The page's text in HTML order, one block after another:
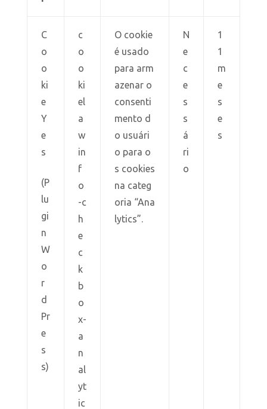
C
o
o
ki
e
Y
e
s
(P
lu
gi
n
W
o
r
d
Pr
e
s
s)
c
o
o
ki
el
a
w
in
f
o
-c
h
e
c
k
b
o
x-
a
n
al
yt
ic
O cookie
é usado
para arm
azenar o
consenti
mento d
o usuári
o para o
s cookies
na categ
oria “Ana
lytics”.
N
e
c
e
s
s
á
ri
o
1
1
m
e
s
e
s